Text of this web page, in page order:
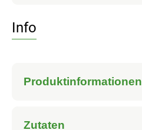
Info
Produktinformationen
Zutaten